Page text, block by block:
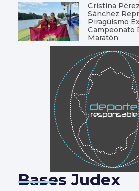
Cristina
Sánchez
Piragüismo
Campeonato
Maratón
Bases Judex